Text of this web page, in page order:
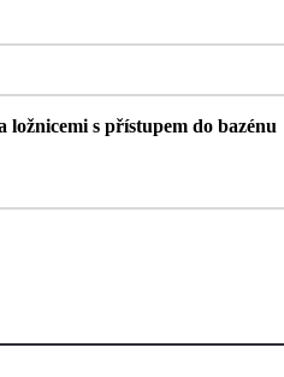
ložnicemi s přístupem do bazénu